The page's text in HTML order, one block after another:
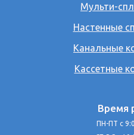
Время
ПН-ПТ с
Кассетные
Канальные
Настенные
Мульти-